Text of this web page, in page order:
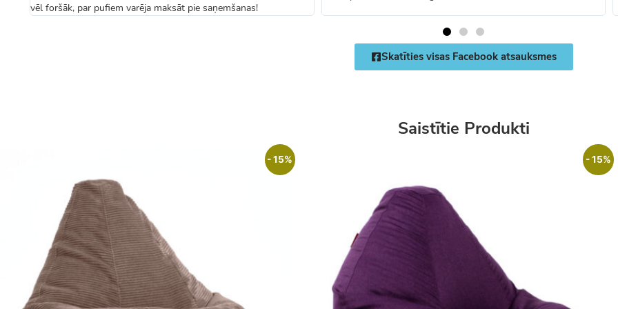
vēl foršāk, par pufiem varēja maksāt pie saņemšanas!
Skatīties visas Facebook atsauksmes
Saistītie Produkti
- 15% - 15%